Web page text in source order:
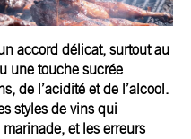
accord délicat, surtout au
une touche sucrée
de l’acidité et de l’alcool.
styles de vins qui
et les erreurs